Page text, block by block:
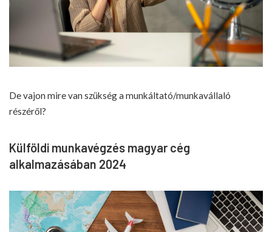
De vajon mire van szükség a munkáltató/munkavállaló
részéről?
Külföldi munkavégzés magyar cég
alkalmazásában 2024